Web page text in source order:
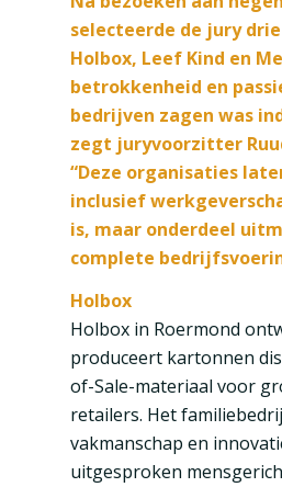
selecteerde de jury
Holbox, Leef Kind en
betrokkenheid en
bedrijven zagen was
zegt juryvoorzitter
“Deze organisaties
inclusief
is, maar onderdeel
complete
Holbox
Holbox in Roermond
produceert kartonnen
of-Sale-materiaal voor
retailers. Het
vakmanschap en
uitgesproken